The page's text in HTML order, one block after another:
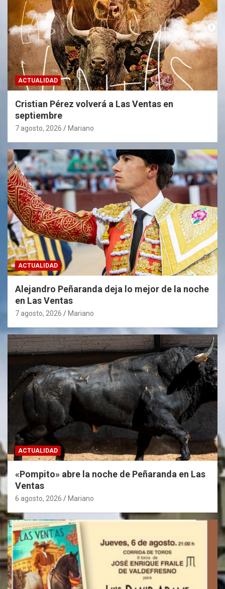
ACTUALIDAD
Cristian Pérez volverá a Las Ventas en
septiembre
7 agosto, 2026 Mariano
ACTUALIDAD
Alejandro Peñaranda deja lo mejor de la noche
en Las Ventas
7 agosto, 2026 Mariano
ACTUALIDAD
«Pompito» abre la noche de Peñaranda en Las
Ventas
6 agosto, 2026 Mariano